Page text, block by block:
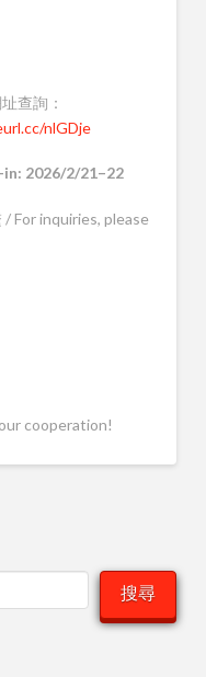
查詢：
nlGDje
2026/2/21–22
For inquiries, please
cooperation!
搜尋